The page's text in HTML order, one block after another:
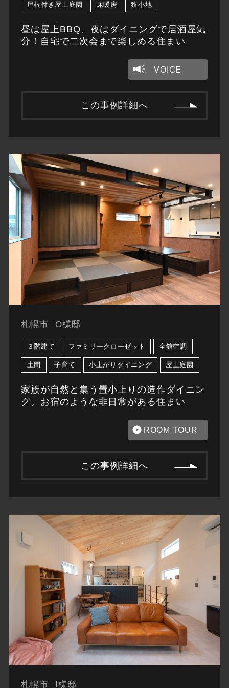
屋根付き屋上庭園 床暖房 狭小地
昼は屋上BBQ、夜はダイニングで居酒屋気
分！自宅で二次会まで楽しめる住まい
VOICE
この事例詳細へ
札幌市 O様邸
３階建て ファミリークローゼット 全館空調
土間 子育て 小上がりダイニング 屋上庭園
家族が自然と集う畳小上りの造作ダイニン
グ。お宿のような非日常がある住まい
ROOM TOUR
この事例詳細へ
札幌市 I様邸